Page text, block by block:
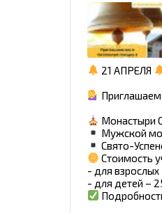
21 АПРЕЛЯ
Приглашаем
Монастыри
Мужской
Свято-
Стоимость
- для взрослых
- для детей –